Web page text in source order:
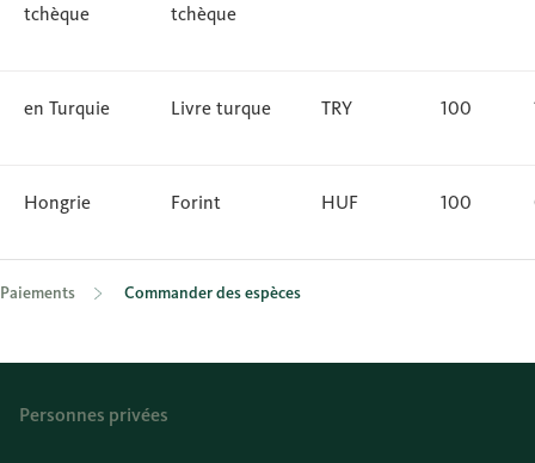
tchèque
tchèque
en Turquie Livre turque TRY 100
Hongrie Forint HUF 100
Paiements Commander des espèces
Personnes privées